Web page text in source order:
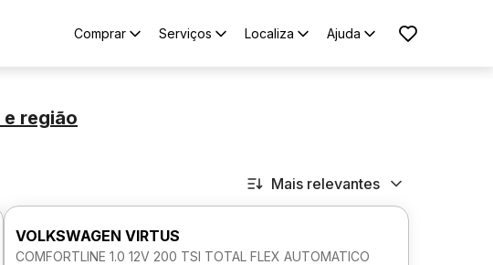
Comprar Serviços Localiza Ajuda
e região
Mais relevantes
VOLKSWAGEN VIRTUS
COMFORTLINE 1.0 12V 200 TSI TOTAL FLEX AUTOMATICO